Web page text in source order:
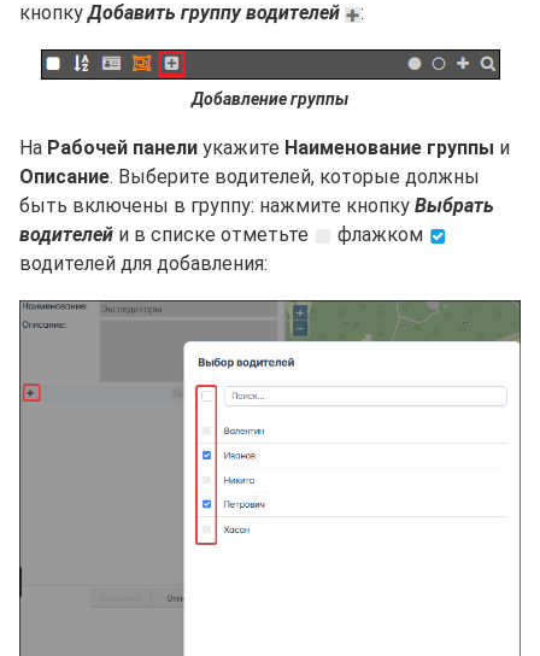
кнопкуДобавить группу водителей :
Добавление группы
На Рабочей панели укажите Наименование группы и
Описание. Выберите водителей, которые должны
быть включены в группу: нажмите кнопку Выбрать
водителей и в списке отметьте
флажком
водителей для добавления: